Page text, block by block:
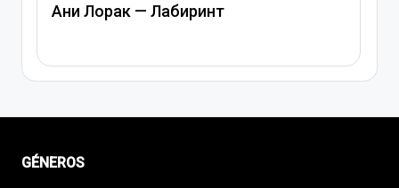
Ани Лорак — Лабиринт
GÉNEROS